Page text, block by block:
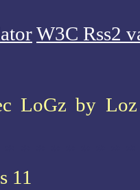
W3C Rss2
LoGz by
11